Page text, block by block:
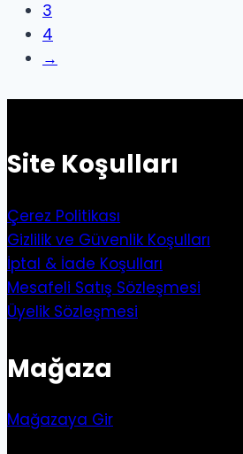
3
4
→
Site Koşulları
Çerez Politikası
Gizlilik ve Güvenlik Koşulları
İptal & İade Koşulları
Mesafeli Satış Sözleşmesi
Üyelik Sözleşmesi
Mağaza
Mağazaya Gir